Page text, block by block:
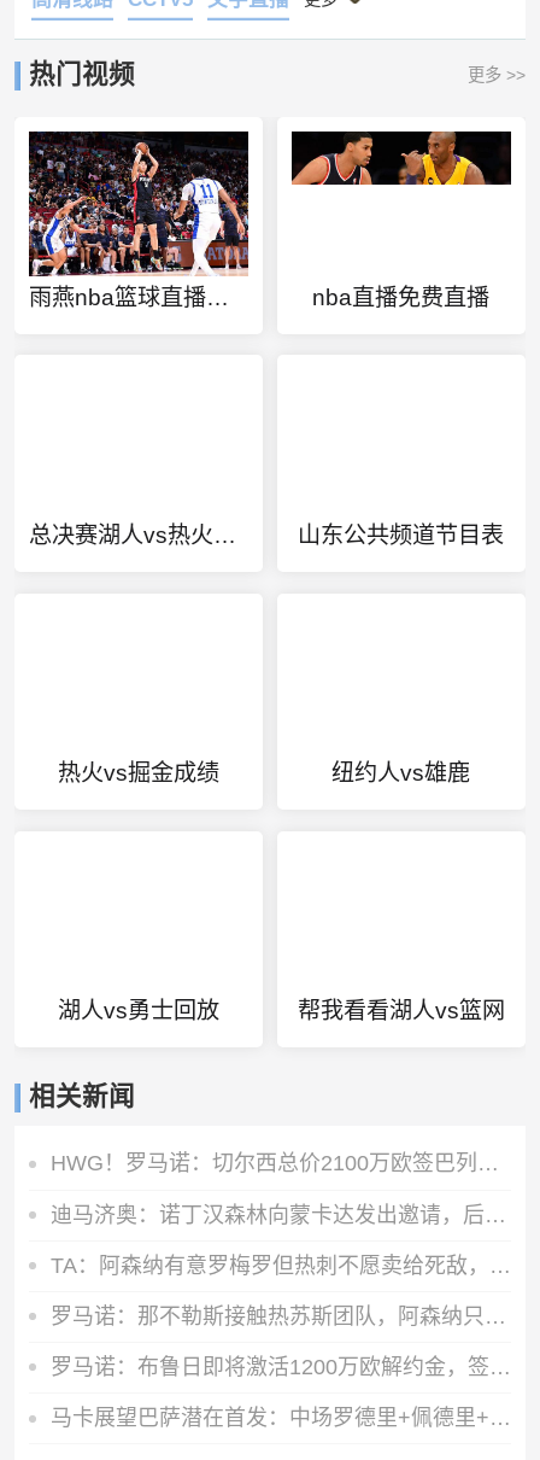
热门视频 更多 >>
雨燕nba篮球直播免费在线观看世俱杯 nba直播免费直播
总决赛湖人vs热火时间表 山东公共频道节目表
热火vs掘金成绩 纽约人vs雄鹿
湖人vs勇士回放 帮我看看湖人vs篮网
相关新闻
HWG！罗马诺：切尔西总价2100万欧签巴列卡诺28岁左后卫查瓦里亚
迪马济奥：诺丁汉森林向蒙卡达发出邀请，后者可能前往英超发展
TA：阿森纳有意罗梅罗但热刺不愿卖给死敌，马竞国米是最可能下家
罗马诺：那不勒斯接触热苏斯团队，阿森纳只接受永久转会
罗马诺：布鲁日即将激活1200万欧解约金，签下马略卡前锋比尔希利
马卡展望巴萨潜在首发：中场罗德里+佩德里+奥尔莫 阿德耶米中锋